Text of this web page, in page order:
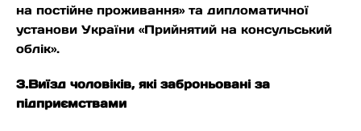
на постійне проживання» та дипломатичної
установи України «Прийнятий на консульський
облік».
3.Виїзд чоловіків, які заброньовані за
підприємствами